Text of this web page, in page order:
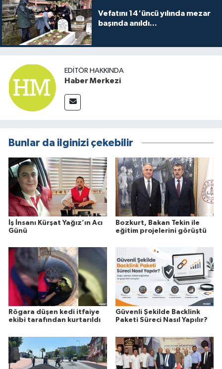
Vefatını 14'üncü yılında mezar
başında anıldı...
EDITÖR HAKKINDA
Haber Merkezi
Bunlar da ilginizi çekebilir
İş İnsanı Kürşat Yağız’ın Acı
Günü
Bozkurt, Bakan Tekin ile
eğitim projelerini görüştü
Rögara düşen kedi itfaiye
ekibi tarafından kurtarıldı
Güvenli Şekilde Backlink
Paketi Süreci Nasıl Yapılır?